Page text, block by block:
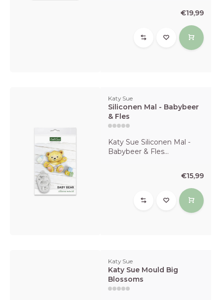
€19,99
Katy Sue
Siliconen Mal - Babybeer
& Fles
Katy Sue Siliconen Mal -
Babybeer & Fles...
€15,99
Katy Sue
Katy Sue Mould Big
Blossoms